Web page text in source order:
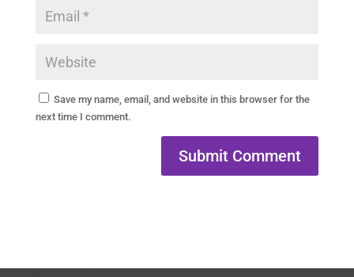
Save my name, email, and website in this browser for the
next time I comment.